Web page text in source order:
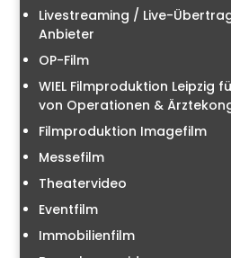
Livestreaming / Live-
Anbieter
OP-Film
WIEL Filmproduktion Leipzig
von Operationen &
Filmproduktion Imagefilm
Messefilm
Theatervideo
Eventfilm
Immobilienfilm